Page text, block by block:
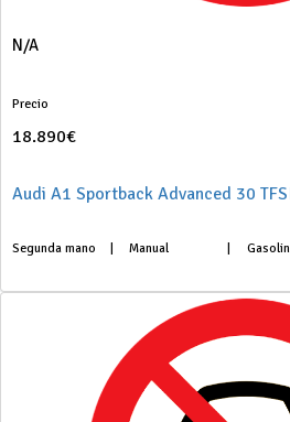
N/A
Precio
18.890€
Audi A1 Sportback Advanced 30
Segunda mano Manual